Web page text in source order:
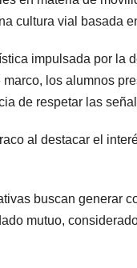
cultura vial basada
impulsada por la
los alumnos
de respetar las
al destacar el
buscan generar
mutuo,